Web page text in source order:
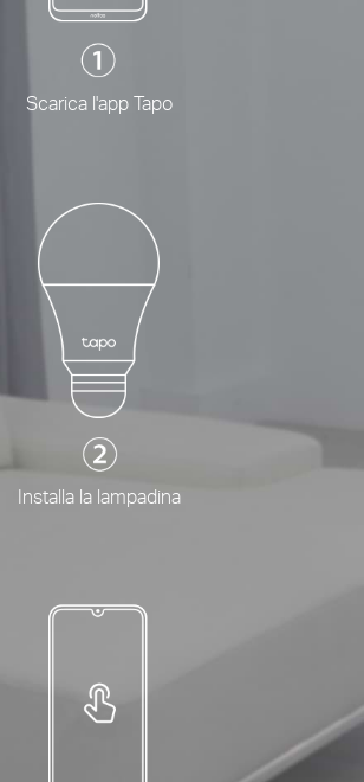
Scarica l'app Tapo
Installa la lampadina